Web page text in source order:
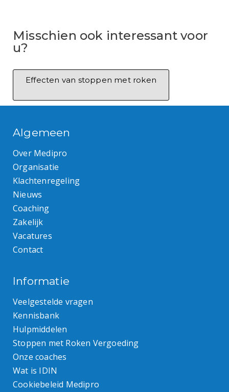
Misschien ook interessant voor
u?
Effecten van stoppen met roken
Algemeen
Over Medipro
Organisatie
Klachtenregeling
Nieuws
Coaching
Zakelijk
Vacatures
Contact
Informatie
Veelgestelde vragen
Kennisbank
Hulpmiddelen
Stoppen met Roken Vergoeding
Onze coaches
Wat is IDIN
Cookiebeleid Medipro